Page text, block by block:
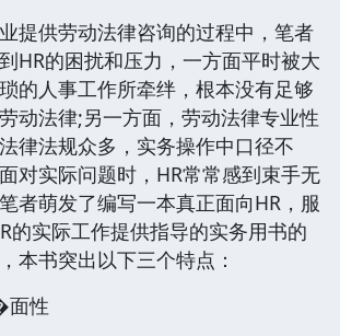
供劳动法律咨询的过程中，笔者
HR的困扰和压力，一方面平时被大
的人事工作所牵绊，根本没有足够
动法律;另一方面，劳动法律专业性
律法规众多，实务操作中口径不
对实际问题时，HR常常感到束手无
者萌发了编写一本真正面向HR，服
的实际工作提供指导的实务用书的
本书突出以下三个特点：
性